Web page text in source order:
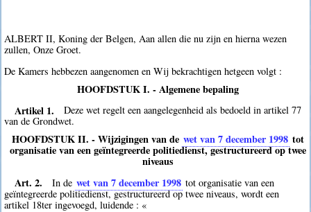
ALBERT II, Koning der Belgen, Aan allen die nu zijn en hierna wezen
zullen, Onze Groet.
De Kamers hebbezen aangenomen en Wij bekrachtigen hetgeen volgt :
HOOFDSTUK I. - Algemene bepaling
Artikel 1.
Deze wet regelt een aangelegenheid als bedoeld in artikel 77
van de Grondwet.
HOOFDSTUK II. - Wijzigingen van de wet van 7 december 1998 tot
organisatie van een geïntegreerde politiedienst, gestructureerd op twee
niveaus
Art. 2.
In de wet van 7 december 1998 tot organisatie van een
geïntegreerde politiedienst, gestructureerd op twee niveaus, wordt een
artikel 18ter ingevoegd, luidende : «